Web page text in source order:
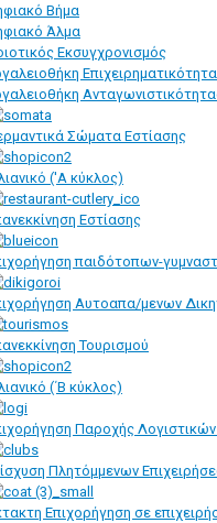
Βήμα
Άλμα
Εκσυγχρονισμός
Σώματα Εστίασης
('Α κύκλος)
Εστίασης
παιδότοπων-
Αυτοαπα/μενων
Τουρισμού
(΄Β κύκλος)
Παροχής
Πλητόμμενων
Επιχορήγηση σε